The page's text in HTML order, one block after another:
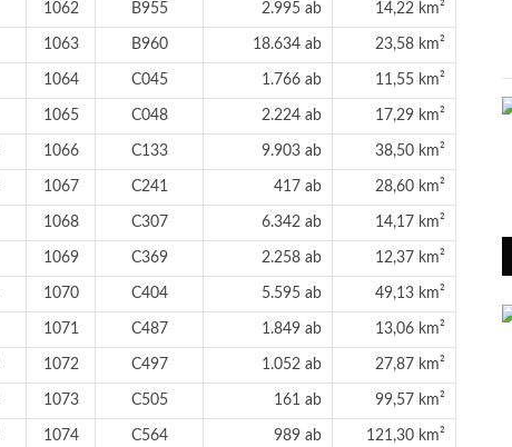
1062 B955 2.995 ab 14,22 km²
1063 B960 18.634 ab 23,58 km²
1064 C045 1.766 ab 11,55 km²
1065 C048 2.224 ab 17,29 km²
1066 C133 9.903 ab 38,50 km²
1067 C241 417 ab 28,60 km²
1068 C307 6.342 ab 14,17 km²
1069 C369 2.258 ab 12,37 km²
1070 C404 5.595 ab 49,13 km²
1071 C487 1.849 ab 13,06 km²
1072 C497 1.052 ab 27,87 km²
1073 C505 161 ab 99,57 km²
1074 C564 989 ab 121,30 km²